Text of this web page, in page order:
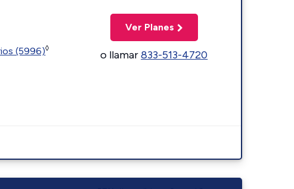
(5996)◊
Ver Planes
o llamar833-513-4720